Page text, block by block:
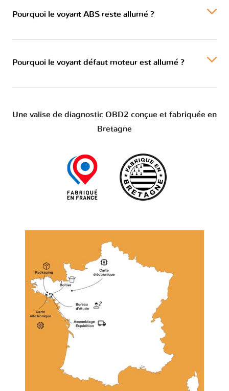
Pourquoi le voyant ABS reste allumé ?
Pourquoi le voyant défaut moteur est allumé ?
Une valise de diagnostic OBD2 conçue et fabriquée en
Bretagne